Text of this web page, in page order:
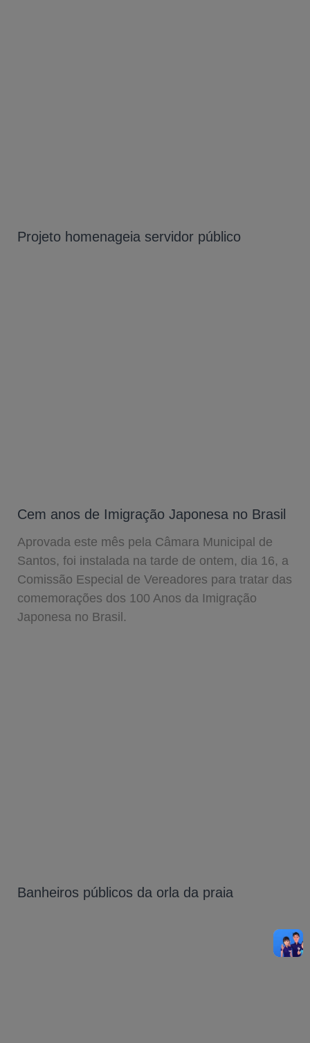
Projeto homenageia servidor público
Cem anos de Imigração Japonesa no Brasil
Aprovada este mês pela Câmara Municipal de
Santos, foi instalada na tarde de ontem, dia 16, a
Comissão Especial de Vereadores para tratar das
comemorações dos 100 Anos da Imigração
Japonesa no Brasil.
Banheiros públicos da orla da praia